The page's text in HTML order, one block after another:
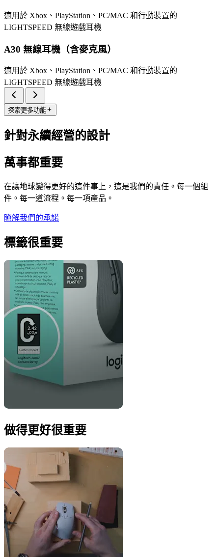
適用於 Xbox、PlayStation、PC/MAC 和行動裝置的
LIGHTSPEED 無線遊戲耳機
A30 無線耳機（含麥克風）
適用於 Xbox、PlayStation、PC/MAC 和行動裝置的
LIGHTSPEED 無線遊戲耳機
探索更多功能
針對永續經營的設計
萬事都重要
在讓地球變得更好的這件事上，這是我們的責任。每一個組
件。每一道流程。每一項產品。
瞭解我們的承諾
標籤很重要
做得更好很重要